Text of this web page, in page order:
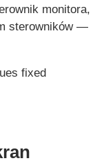
monitora,
sterowników —
fixed